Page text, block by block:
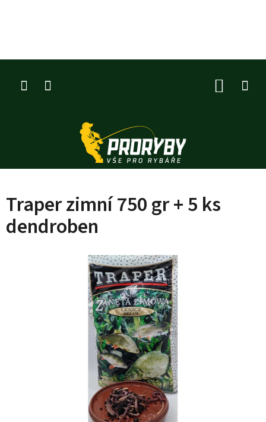
Traper zimní 750 gr + 5 ks
dendroben